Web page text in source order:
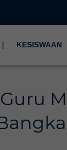
KESISWAAN